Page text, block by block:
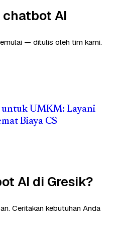
AI
— ditulis oleh tim kami.
untuk UMKM: Layani
Biaya CS
AI di Gresik?
Ceritakan kebutuhan Anda